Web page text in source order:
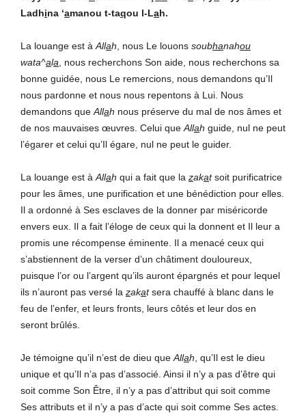
Ladhina ‘amanou t-taqou l-Lah.
La louange est à Allah , nous Le louons soubhanahou
wata^ala , nous recherchons Son aide, nous recherchons sa
bonne guidée, nous Le remercions, nous demandons qu’Il
nous pardonne et nous nous repentons à Lui. Nous
demandons que Allah nous préserve du mal de nos âmes et
de nos mauvaises œuvres. Celui que Allah guide, nul ne peut
l’égarer et celui qu’Il égare, nul ne peut le guider.
La louange est à Allah qui a fait que la zakatsoit purificatrice
pour les âmes, une purification et une bénédiction pour elles.
Il a ordonné à Ses esclaves de la donner par miséricorde
envers eux. Il a fait l’éloge de ceux qui la donnent et Il leur a
promis une récompense éminente. Il a menacé ceux qui
s’abstiennent de la verser d’un châtiment douloureux,
puisque l’or ou l’argent qu’ils auront épargnés et pour lequel
ils n’auront pas versé la zakatsera chauffé à blanc dans le
feu de l’enfer, et leurs fronts, leurs côtés et leur dos en
seront brûlés.
Je témoigne qu’il n’est de dieu que Allah , qu’Il est le dieu
unique et qu’Il n’a pas d’associé. Ainsi il n’y a pas d’être qui
soit comme Son Être, il n’y a pas d’attribut qui soit comme
Ses attributs et il n’y a pas d’acte qui soit comme Ses actes.